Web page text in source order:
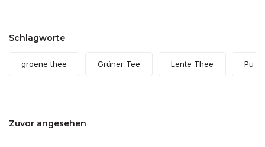
Schlagworte
groene thee Grüner Tee Lente Thee Pu
Zuvor angesehen